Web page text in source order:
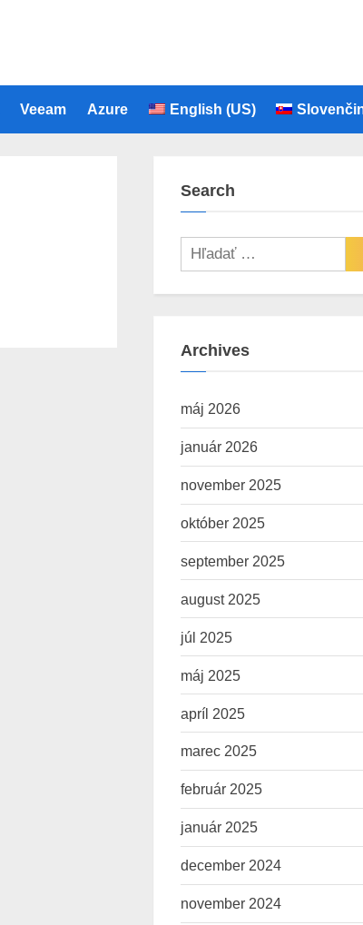
Veeam Azure English (US)
Search
Hľadať:
Archives
máj 2026
január 2026
november 2025
október 2025
september 2025
august 2025
júl 2025
máj 2025
apríl 2025
marec 2025
február 2025
január 2025
december 2024
november 2024